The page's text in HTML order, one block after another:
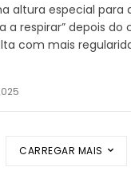
altura especial para
a respirar” depois do
com mais
CARREGAR MAIS